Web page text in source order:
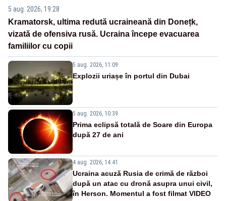
5 aug. 2026, 19:28
Kramatorsk, ultima redută ucraineană din Donețk,
vizată de ofensiva rusă. Ucraina începe evacuarea
familiilor cu copii
5 aug. 2026, 11:09
Explozii uriașe în portul din Dubai
5 aug. 2026, 10:39
Prima eclipsă totală de Soare din Europa
după 27 de ani
4 aug. 2026, 14:41
Ucraina acuză Rusia de crimă de război
după un atac cu dronă asupra unui civil,
în Herson. Momentul a fost filmat VIDEO